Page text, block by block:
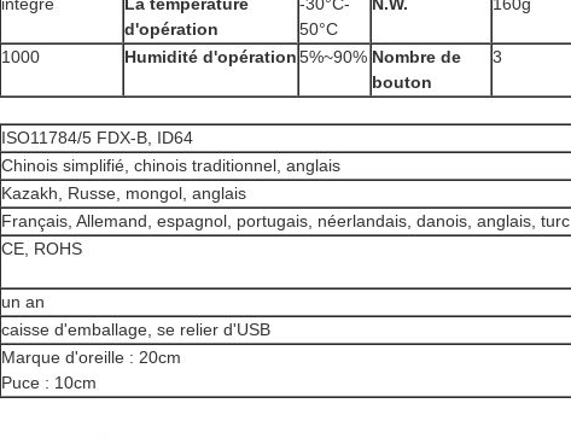
d'opération
50°C
1000 Humidité d'opération5%~90% Nombre de
bouton
3
ISO11784/5 FDX-B, ID64
Chinois simplifié, chinois traditionnel, anglais
Kazakh, Russe, mongol, anglais
Français, Allemand, espagnol, portugais, néerlandais, danois, anglais, turc
CE, ROHS
un an
caisse d'emballage, se relier d'USB
Marque d'oreille : 20cm
Puce : 10cm